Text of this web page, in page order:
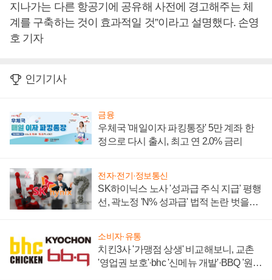
지나가는 다른 항공기에 공유해 사전에 경고해주는 체
계를 구축하는 것이 효과적일 것”이라고 설명했다. 손영
호 기자
인기기사
금융
우체국 '매일이자 파킹통장' 5만 계좌 한
정으로 다시 출시, 최고 연 2.0% 금리
전자·전기·정보통신
SK하이닉스 노사 '성과급 주식 지급' 평행
선, 곽노정 'N% 성과급' 법적 논란 벗을지
소비자·유통
치킨3사 '가맹점 상생' 비교해보니, 교촌
'영업권 보호'·bhc '신메뉴 개발'·BBQ '원가